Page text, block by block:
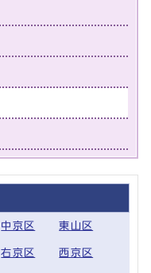
中京区 東山区
右京区 西京区